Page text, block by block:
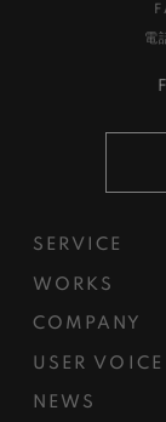
SERVICE
WORKS
COMPANY
USER VOICE
NEWS
電